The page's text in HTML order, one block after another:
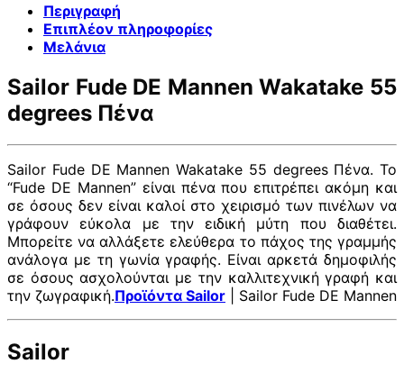
Περιγραφή
Επιπλέον πληροφορίες
Μελάνια
Sailor Fude DE Mannen Wakatake 55
degrees Πένα
Sailor Fude DE Mannen Wakatake 55 degrees Πένα. Το
“Fude DE Mannen” είναι πένα που επιτρέπει ακόμη και
σε όσους δεν είναι καλοί στο χειρισμό των πινέλων να
γράφουν εύκολα με την ειδική μύτη που διαθέτει.
Μπορείτε να αλλάξετε ελεύθερα το πάχος της γραμμής
ανάλογα με τη γωνία γραφής. Είναι αρκετά δημοφιλής
σε όσους ασχολούνται με την καλλιτεχνική γραφή και
την ζωγραφική.Προϊόντα Sailor | Sailor Fude DE Mannen
Sailor